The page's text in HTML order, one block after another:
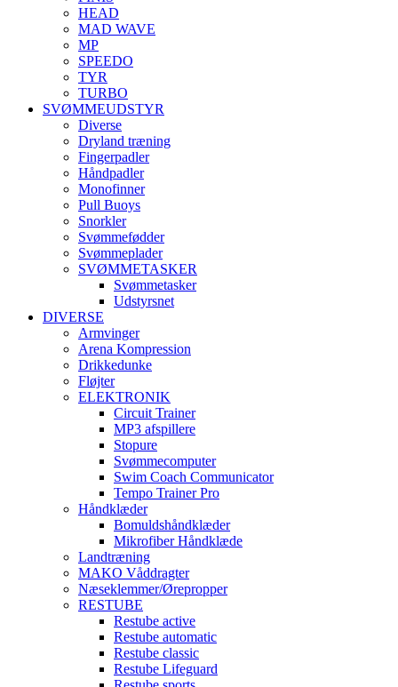
HEAD
MAD WAVE
MP
SPEEDO
TYR
TURBO
SVØMMEUDSTYR
Diverse
Dryland træning
Fingerpadler
Håndpadler
Monofinner
Pull Buoys
Snorkler
Svømmefødder
Svømmeplader
SVØMMETASKER
Svømmetasker
Udstyrsnet
DIVERSE
Armvinger
Arena Kompression
Drikkedunke
Fløjter
ELEKTRONIK
Circuit Trainer
MP3 afspillere
Stopure
Svømmecomputer
Swim Coach Communicator
Tempo Trainer Pro
Håndklæder
Bomuldshåndklæder
Mikrofiber Håndklæde
Landtræning
MAKO Våddragter
Næseklemmer/Ørepropper
RESTUBE
Restube active
Restube automatic
Restube classic
Restube Lifeguard